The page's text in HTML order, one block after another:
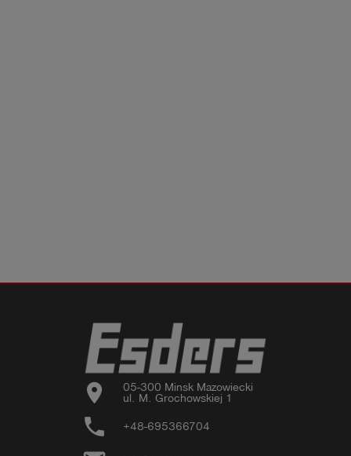
location_on
05-300 Minsk Mazowiecki
ul. M. Grochowskiej 1
phone +48-695366704